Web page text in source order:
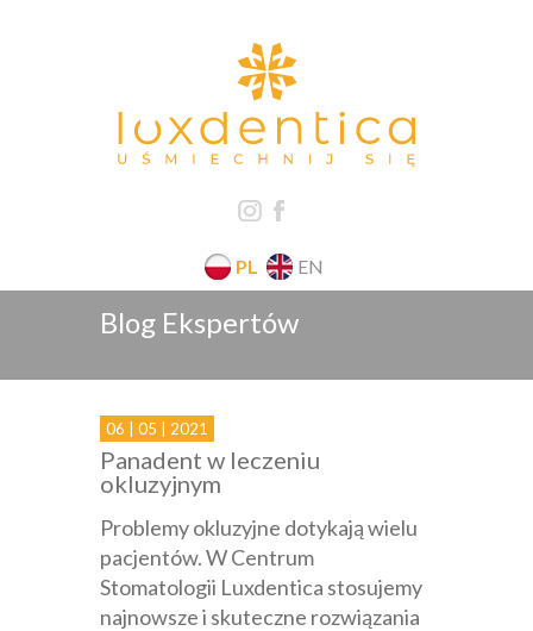
PL EN
Blog Ekspertów
06 | 05 | 2021
Panadent w leczeniu
okluzyjnym
Problemy okluzyjne dotykają wielu
pacjentów. W Centrum
Stomatologii Lu­­­­­xdentica stosujemy
najnowsze i skuteczne rozwiązania